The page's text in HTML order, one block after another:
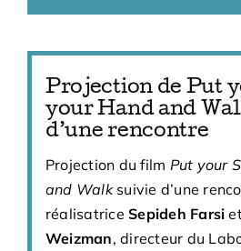
Projection de Put
your Hand and
d’une rencontre
Projection du film Put your
and Walk suivie d’une
réalisatriceSepideh Farsi
Weizman, directeur du